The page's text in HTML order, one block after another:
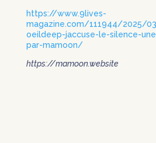
https://www.9lives-
magazine.com/111944/2025/
oeildeep-jaccuse-le-silence-
par-mamoon/
https://mamoon.website